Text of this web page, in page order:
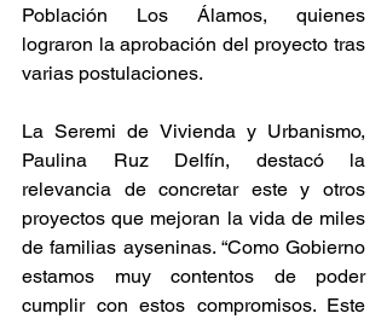
Población Los Álamos, quienes
lograron la aprobación del proyecto tras
varias postulaciones.
La Seremi de Vivienda y Urbanismo,
Paulina Ruz Delfín, destacó la
relevancia de concretar este y otros
proyectos que mejoran la vida de miles
de familias ayseninas. “Como Gobierno
estamos muy contentos de poder
cumplir con estos compromisos. Este